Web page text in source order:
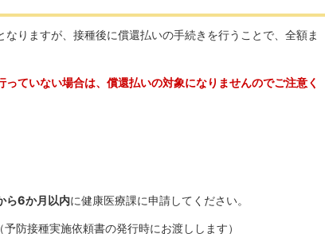
りますが、接種後に償還払いの手続きを行うことで、全額ま
ていない場合は、償還払いの対象になりませんのでご注意く
ら6か月以内に健康医療課に申請してください。
防接種実施依頼書の発行時にお渡しします）